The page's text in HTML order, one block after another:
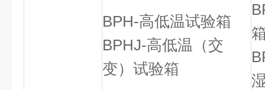
BPH-高低温试验箱
BPHJ-高低温（交
变）试验箱